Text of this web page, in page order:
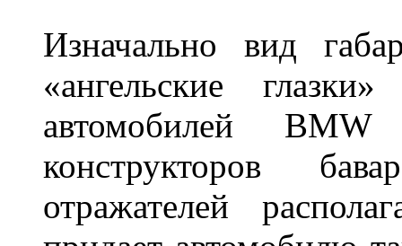
Изначально вид
«ангельские
автомобилей
конструкторов
отражателей